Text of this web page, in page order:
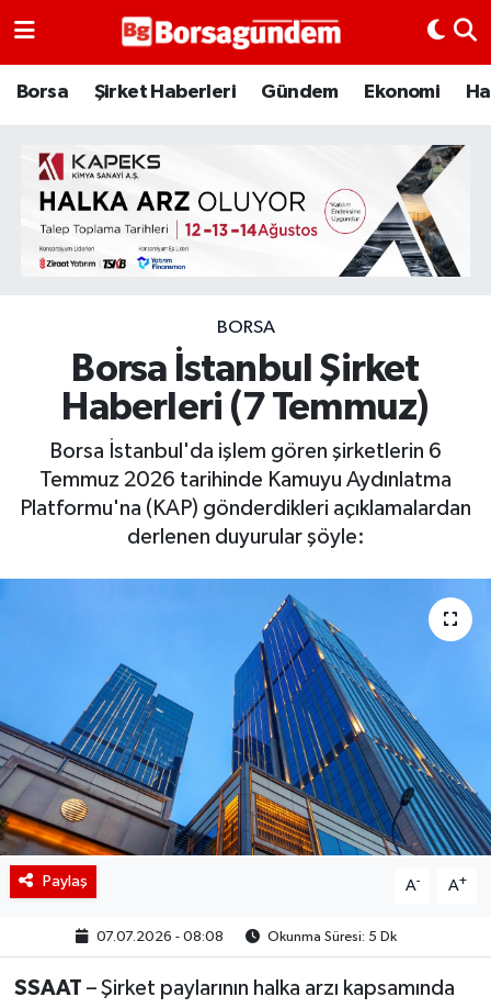
Borsa Şirket Haberleri Gündem Ekonomi
BORSA
Borsa İstanbul Şirket
Haberleri (7 Temmuz)
Borsa İstanbul'da işlem gören şirketlerin 6
Temmuz 2026 tarihinde Kamuyu Aydınlatma
Platformu'na (KAP) gönderdikleri açıklamalardan
derlenen duyurular şöyle:
Paylaş A- A+
07.07.2026 - 08:08 Okunma Süresi: 5 Dk
SSAAT – Şirket paylarının halka arzı kapsamında
Borsa
Emtia
Galeri
Bitcoin
Şirket Haberleri
Borsa Gundem
BIST 100 Isı Haritası
Kiripto Para Piyasası
Gizlilik Sözleşmesi
Hakkımızda
İletişim